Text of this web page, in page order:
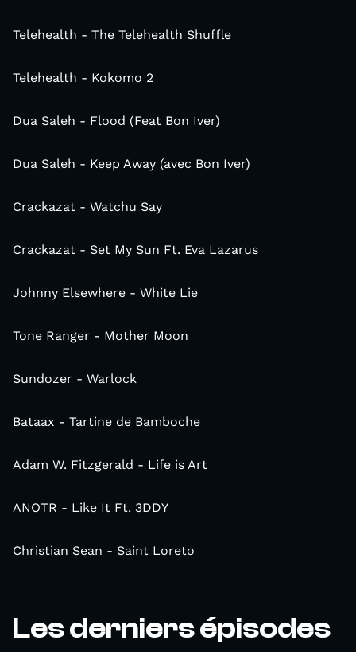
Telehealth - The Telehealth Shuffle
Telehealth - Kokomo 2
Dua Saleh - Flood (Feat Bon Iver)
Dua Saleh - Keep Away (avec Bon Iver)
Crackazat - Watchu Say
Crackazat - Set My Sun Ft. Eva Lazarus
Johnny Elsewhere - White Lie
Tone Ranger - Mother Moon
Sundozer - Warlock
Bataax - Tartine de Bamboche
Adam W. Fitzgerald - Life is Art
ANOTR - Like It Ft. 3DDY
Christian Sean - Saint Loreto
Les derniers épisodes